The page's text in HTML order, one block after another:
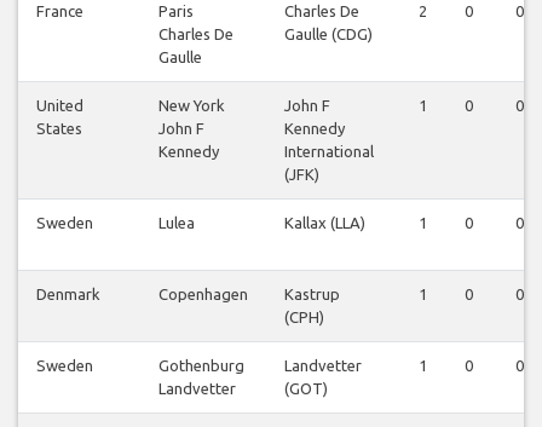
France
Paris
Charles De
Gaulle
Charles De
Gaulle (CDG)
2 0 0
United
States
New York
John F
Kennedy
John F
Kennedy
International
(JFK)
1 0 0
Sweden Lulea Kallax (LLA) 1 0 0
Denmark Copenhagen
Kastrup
(CPH)
1 0 0
Sweden
Gothenburg
Landvetter
Landvetter
(GOT)
1 0 0